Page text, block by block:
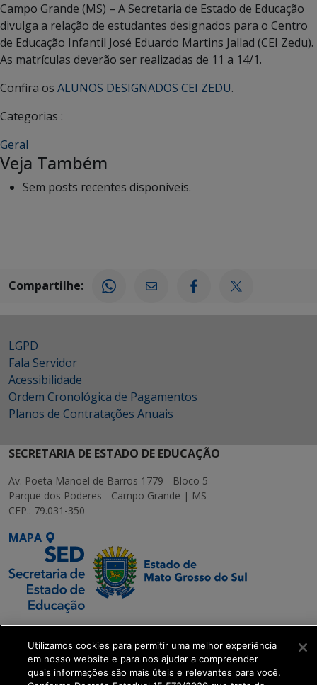
Campo Grande (MS) – A Secretaria de Estado de Educação
divulga a relação de estudantes designados para o Centro
de Educação Infantil José Eduardo Martins Jallad (CEI Zedu).
As matrículas deverão ser realizadas de 11 a 14/1.
Confira os ALUNOS DESIGNADOS CEI ZEDU.
Categorias :
Geral
Veja Também
Sem posts recentes disponíveis.
Compartilhe:
LGPD
Fala Servidor
Acessibilidade
Ordem Cronológica de Pagamentos
Planos de Contratações Anuais
SECRETARIA DE ESTADO DE EDUCAÇÃO
Av. Poeta Manoel de Barros 1779 - Bloco 5
Parque dos Poderes - Campo Grande | MS
CEP.: 79.031-350
MAPA
SETDIG | Secretaria-
Executiva de
Transformação Digital
Utilizamos cookies para permitir uma melhor experiência
em nosso website e para nos ajudar a compreender
quais informações são mais úteis e relevantes para você.